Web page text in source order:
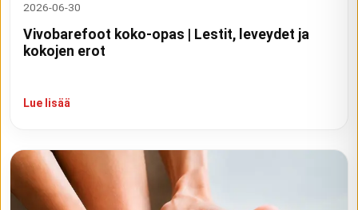
2026-06-30
Vivobarefoot koko-opas | Lestit, leveydet ja
kokojen erot
Lue lisää